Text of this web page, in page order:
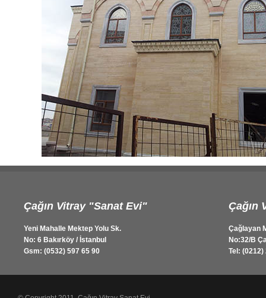
Çağın Vitray "Sanat Evi"
Yeni Mahalle Mektep Yolu Sk.
No: 6 Bakırköy / İstanbul
Gsm: (0532) 597 65 90
Çağın
Çağlayan
No:32/B
Tel: (0212)